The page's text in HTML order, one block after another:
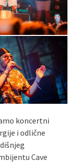
koncertni
i odlične
Cave